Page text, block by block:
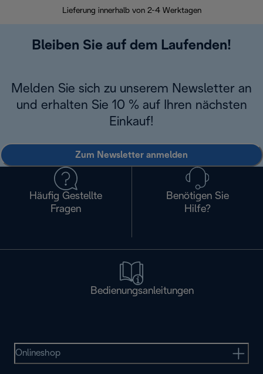
Lieferung innerhalb von 2-4 Werktagen
Bleiben Sie auf dem Laufenden!
Melden Sie sich zu unserem Newsletter an
und erhalten Sie 10 % auf Ihren nächsten
Einkauf!
Zum Newsletter anmelden
Häufig Gestellte
Fragen
Benötigen Sie
Hilfe?
Bedienungsanleitungen
Onlineshop